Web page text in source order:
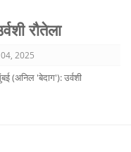
रौतेला
2025
(अनिल 'बेदाग'): उर्वशी